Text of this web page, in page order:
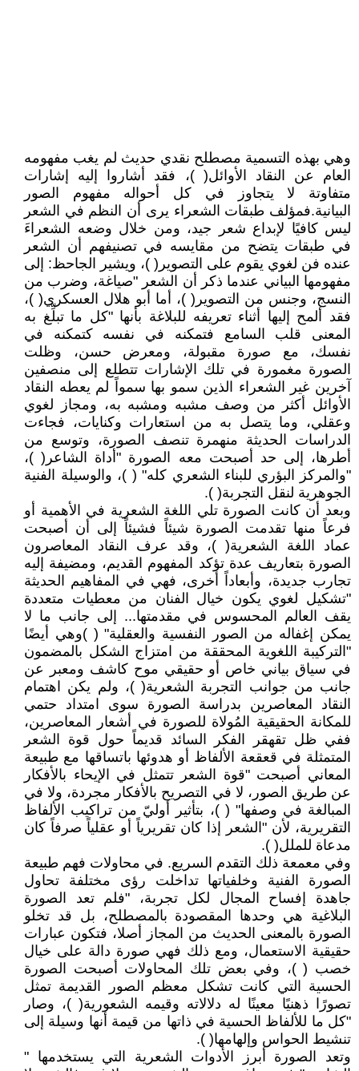
وهي بهذه التسمية مصطلح نقدي حديث لم يغب مفهومه
العام عن النقاد الأوائل( )، فقد أشاروا إليه إشارات
متفاوتة لا يتجاوز في كل أحواله مفهوم الصور
البيانية.فمؤلف طبقات الشعراء يرى أن النظم في الشعر
ليس كافيًا لإبداع شعر جيد، ومن خلال وضعه الشعراءَ
في طبقات يتضح من مقايسه في تصنيفهم أن الشعر
عنده فن لغوي يقوم على التصوير( )، ويشير الجاحظ: إلى
مفهومها البياني عندما ذكر أن الشعر "صياغة، وضرب من
النسج، وجنس من التصوير( )، أما أبو هلال العسكري( )،
فقد ألمح إليها أثناء تعريفه للبلاغة بأنها "كل ما تبلِّغ به
المعنى قلب السامع فتمكنه في نفسه كتمكنه في
نفسك، مع صورة مقبولة، ومعرض حسن، وظلت
الصورة مغمورة في تلك الإشارات تتطلع إلى منصفين
آخرين غير الشعراء الذين سمو بها سمواً لم يعطه النقاد
الأوائل أكثر من وصف مشبه ومشبه به، ومجاز لغوي
وعقلي، وما يتصل به من استعارات وكنايات، فجاءت
الدراسات الحديثة منهمرة تنصف الصورة، وتوسع من
أطرها، إلى حد أصبحت معه الصورة "أداة الشاعر( )،
"والمركز البؤري للبناء الشعري كله" ( )، والوسيلة الفنية
الجوهرية لنقل التجربة( ).
وبعد أن كانت الصورة تلي اللغة الشعرية في الأهمية أو
فرعاً منها تقدمت الصورة شيئاً فشيئاً إلى أن أصبحت
عماد اللغة الشعرية( )، وقد عرف النقاد المعاصرون
الصورة بتعاريف عدة تؤكد المفهوم القديم، ومضيفة إليه
تجارب جديدة، وأبعاداً أخرى، فهي في المفاهيم الحديثة
"تشكيل لغوي يكون خيال الفنان من معطيات متعددة
يقف العالم المحسوس في مقدمتها... إلى جانب ما لا
يمكن إغفاله من الصور النفسية والعقلية" ( )وهي أيضًا
"التركيبة اللغوية المحققة من امتزاج الشكل بالمضمون
في سياق بياني خاص أو حقيقي موح كاشف ومعبر عن
جانب من جوانب التجربة الشعرية( )، ولم يكن اهتمام
النقاد المعاصرين بدراسة الصورة سوى امتداد حتمي
للمكانة الحقيقية المُولاة للصورة في أشعار المعاصرين،
ففي ظل تقهقر الفكر السائد قديماً حول قوة الشعر
المتمثلة في قعقعة الألفاظ أو هدوئها باتساقها مع طبيعة
المعاني أصبحت "قوة الشعر تتمثل في الإيحاء بالأفكار
عن طريق الصور، لا في التصريح بالأفكار مجردة، ولا في
المبالغة في وصفها" ( )، بتأثير أوليّ من تراكيب الألفاظ
التقريرية، لأن "الشعر إذا كان تقريرياً أو عقلياً صرفاً كان
مدعاة للملل( ).
وفي معمعة ذلك التقدم السريع. في محاولات فهم طبيعة
الصورة الفنية وخلفياتها تداخلت رؤى مختلفة تحاول
جاهدة إفساح المجال لكل تجربة، "فلم تعد الصورة
البلاغية هي وحدها المقصودة بالمصطلح، بل قد تخلو
الصورة بالمعنى الحديث من المجاز أصلا، فتكون عبارات
حقيقية الاستعمال، ومع ذلك فهي صورة دالة على خيال
خصب ( )، وفي بعض تلك المحاولات أصبحت الصورة
الحسية التي كانت تشكل معظم الصور القديمة تمثل
تصورًا ذهنيًا معينًا له دلالاته وقيمه الشعورية( )، وصار
"كل ما للألفاظ الحسية في ذاتها من قيمة أنها وسيلة إلى
تنشيط الحواس وإلهامها( ).
وتعد الصورة أبرز الأدوات الشعرية التي يستخدمها "